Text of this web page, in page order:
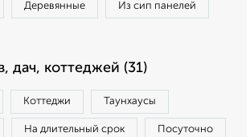
Деревянные Из сип панелей
дач, коттеджей (31)
Коттеджи Таунхаусы
На длительный срок Посуточно